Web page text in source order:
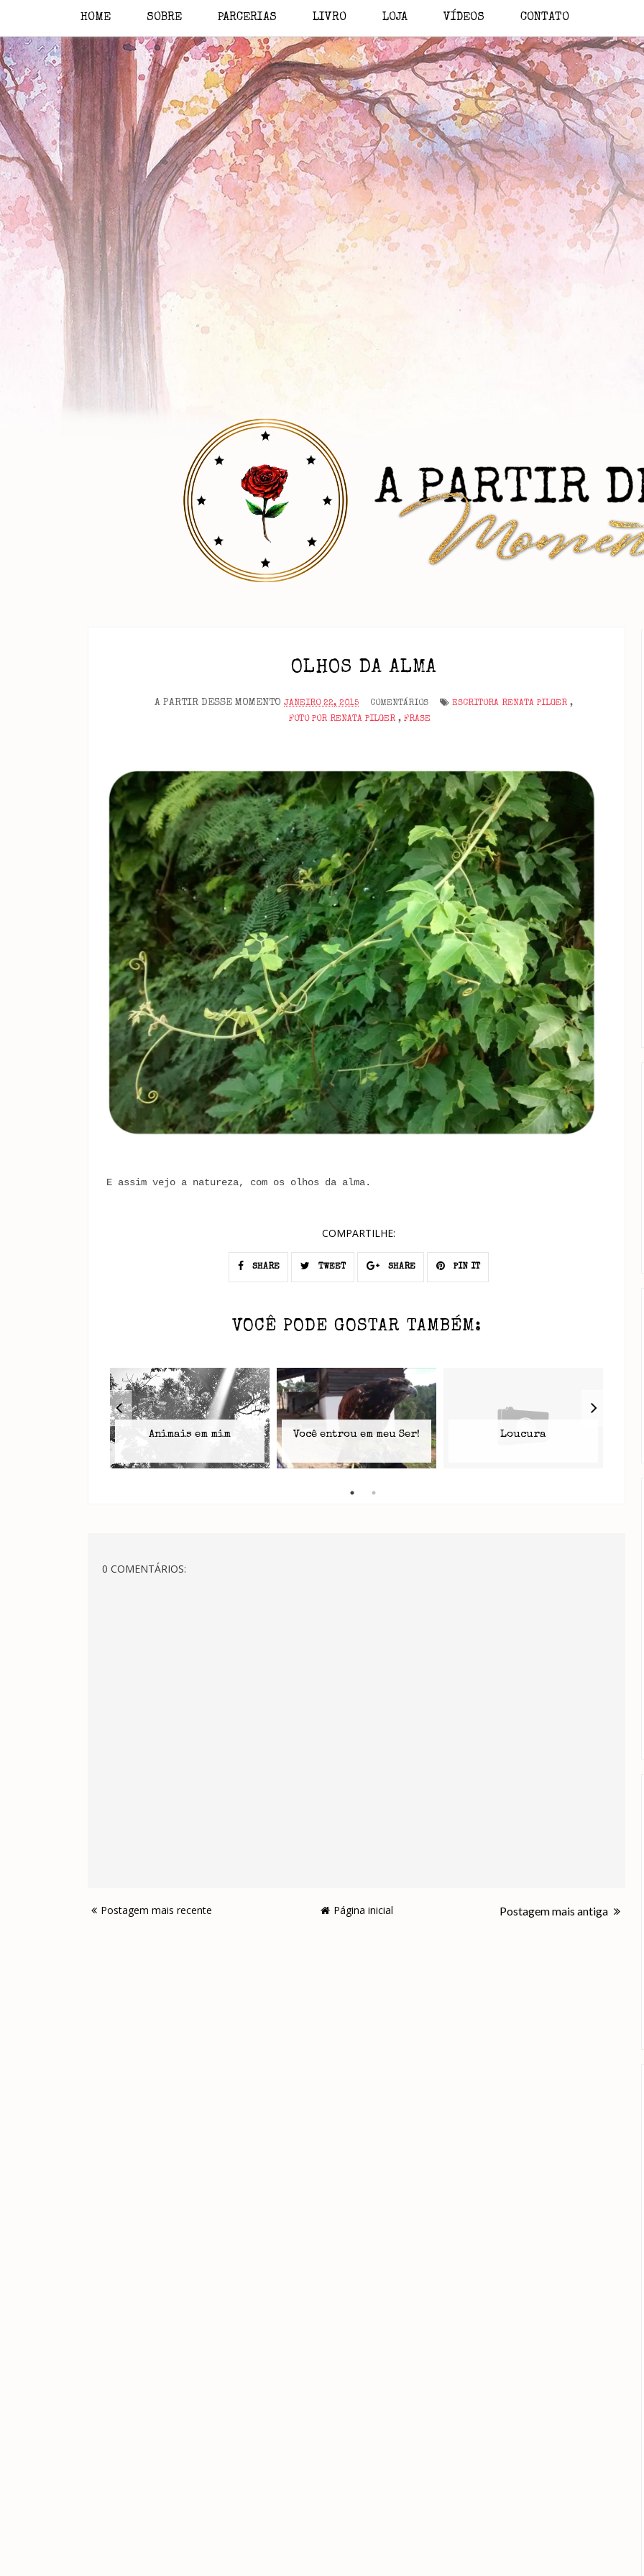
HOME SOBRE PARCERIAS LIVRO LOJA VÍDEOS CONTATO
OLHOS DA ALMA
A PARTIR DESSE MOMENTO JANEIRO 22, 2015 COMENTÁRIOS ESCRITORA RENATA PILGER ,
FOTO POR RENATA PILGER, FRASE
E assim vejo a natureza, com os olhos da alma.
COMPARTILHE:
SHARE TWEET SHARE PIN IT
VOCÊ PODE GOSTAR TAMBÉM:
Animais em mim Você entrou em meu Ser! Loucura
0 COMENTÁRIOS:
Postagem mais recente Postagem mais antiga
Página inicial